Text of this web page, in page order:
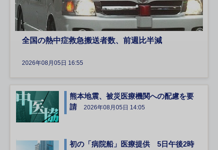
全国の熱中症救急搬送者数、前週比半減
2026年08月05日 16:55
熊本地震、被災医療機関への配慮を要
請
2026年08月05日 14:05
初の「病院船」医療提供 5日午後2時